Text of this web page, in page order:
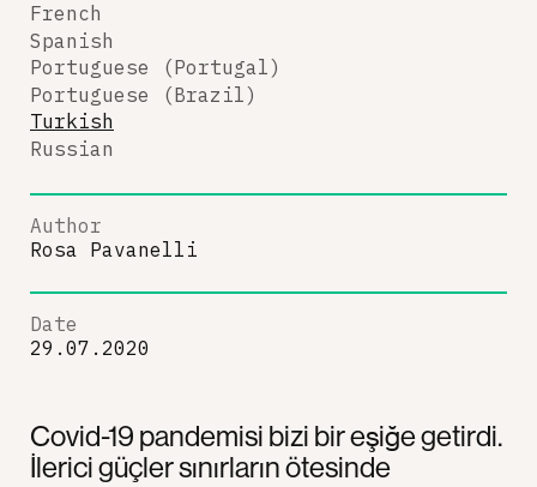
Covid-19 pandemisi bizi bir eşiğe getirdi.
İlerici güçler sınırların ötesinde
French
Spanish
Portuguese (Portugal)
Portuguese (Brazil)
Turkish
Russian
Author
Rosa Pavanelli
Date
29.07.2020